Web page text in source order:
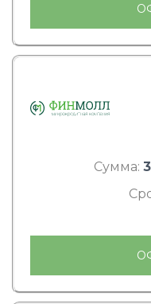
Сумма: